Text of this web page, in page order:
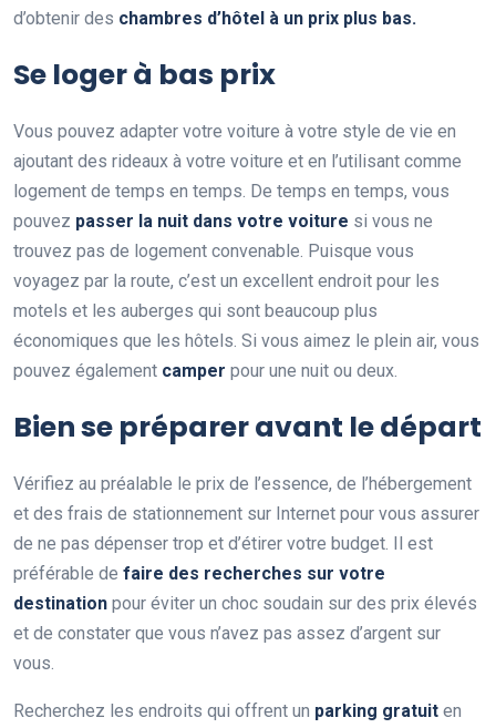
d’obtenir des chambres d’hôtel à un prix plus bas.
Se loger à bas prix
Vous pouvez adapter votre voiture à votre style de vie en
ajoutant des rideaux à votre voiture et en l’utilisant comme
logement de temps en temps. De temps en temps, vous
pouvez passer la nuit dans votre voiture si vous ne
trouvez pas de logement convenable. Puisque vous
voyagez par la route, c’est un excellent endroit pour les
motels et les auberges qui sont beaucoup plus
économiques que les hôtels. Si vous aimez le plein air, vous
pouvez également camper pour une nuit ou deux.
Bien se préparer avant le départ
Vérifiez au préalable le prix de l’essence, de l’hébergement
et des frais de stationnement sur Internet pour vous assurer
de ne pas dépenser trop et d’étirer votre budget. Il est
préférable de faire des recherches sur votre
destination pour éviter un choc soudain sur des prix élevés
et de constater que vous n’avez pas assez d’argent sur
vous.
Recherchez les endroits qui offrent un parking gratuit en